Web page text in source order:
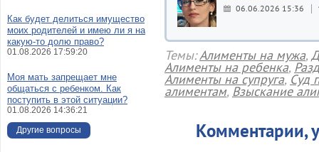
06.06.2026 15:36
Темы:Алименты на мужа,
Алименты на ребенка,
Алименты на супруга,Суд
алиментам, Взыскание
Комментарии,
Как будет делиться имущество
моих родителей и имею ли я на
какую-то долю право?
01.08.2026 17:59:20
Моя мать запрещает мне
общаться с ребенком. Как
поступить в этой ситуации?
01.08.2026 14:36:21
Другие вопросы